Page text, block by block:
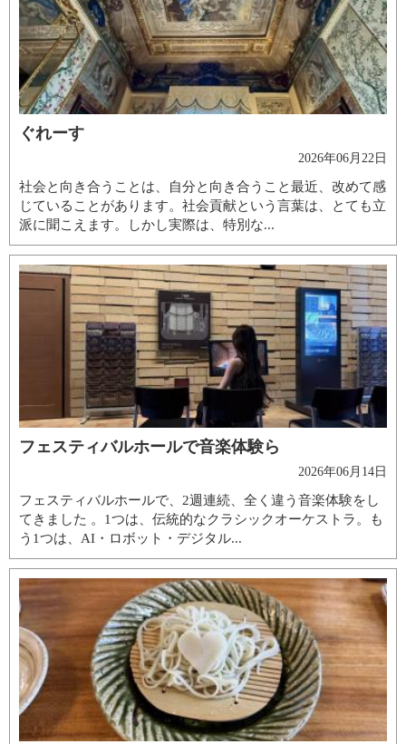
ぐれーす
2026年06月22日
社会と向き合うことは、自分と向き合うこと最近、改めて感
じていることがあります。社会貢献という言葉は、とても立
派に聞こえます。しかし実際は、特別な...
フェスティバルホールで音楽体験ら
2026年06月14日
フェスティバルホールで、2週連続、全く違う音楽体験をし
てきました 。1つは、伝統的なクラシックオーケストラ。も
う1つは、AI・ロボット・デジタル...